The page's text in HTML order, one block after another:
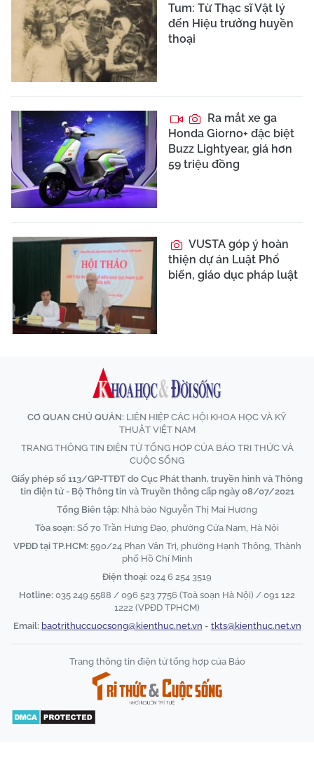
Tum: Từ Thạc sĩ Vật lý
đến Hiệu trưởng huyền
thoại
Ra mắt xe ga
Honda Giorno+ đặc biệt
Buzz Lightyear, giá hơn
59 triệu đồng
VUSTA góp ý hoàn
thiện dự án Luật Phổ
biến, giáo dục pháp luật
CƠ QUAN CHỦ QUẢN: LIÊN HIỆP CÁC HỘI KHOA HỌC VÀ KỸ
THUẬT VIỆT NAM
TRANG THÔNG TIN ĐIỆN TỬ TỔNG HỢP CỦA BÁO TRI THỨC VÀ
CUỘC SỐNG
Giấy phép số 113/GP-TTĐT do Cục Phát thanh, truyền hình và Thông
tin điện tử - Bộ Thông tin và Truyền thông cấp ngày 08/07/2021
Tổng Biên tập: Nhà báo Nguyễn Thị Mai Hương
Tòa soạn: Số 70 Trần Hưng Đạo, phường Cửa Nam, Hà Nội
VPĐD tại TP.HCM: 590/24 Phan Văn Trị, phường Hạnh Thông, Thành
phố Hồ Chí Minh
Điện thoại: 024 6 254 3519
Hotline: 035 249 5588 / 096 523 7756 (Toà soạn Hà Nội) / 091 122
1222 (VPĐD TPHCM)
Email: baotrithuccuocsong@kienthuc.net.vn - tkts@kienthuc.net.vn
Trang thông tin điện tử tổng hợp của Báo